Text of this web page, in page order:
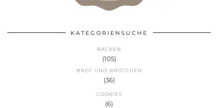
KATEGORIENSUCHE
BACKEN
(105)
BROT UND BRÖTCHEN
(36)
COOKIES
(6)